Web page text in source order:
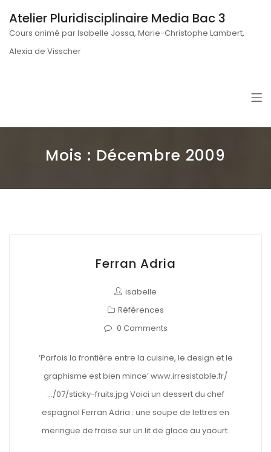
Atelier Pluridisciplinaire Media Bac 3
Cours animé par Isabelle Jossa, Marie-Christophe Lambert,
Alexia de Visscher
Mois : Décembre 2009
Ferran Adria
isabelle
Références
0 Comments
‘Parfois la frontière entre la cuisine, le design et le
graphisme est bien mince’ www.irresistable.fr/
…/07/sticky-fruits.jpg Voici un dessert du chef
espagnol Ferran Adria : une soupe de lettres en
meringue de fraise sur un lit de glace au yaourt.